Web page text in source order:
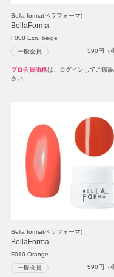
Bella forma(ベラフォーマ)
BellaForma
F008 Ecru beige
一般会員 590円（
プロ会員価格は、ログインしてご確
さい
Bella forma(ベラフォーマ)
BellaForma
F010 Orange
一般会員 590円（